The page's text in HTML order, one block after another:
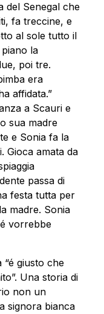
del Senegal che
fa treccine, e
al sole tutto il
piano la
poi tre.
era
affidata.”
a Scauri e
sua madre
e Sonia fa la
Gioca amata da
passa di
festa tutta per
madre. Sonia
vorrebbe
“é giusto che
Una storia di
non un
signora bianca